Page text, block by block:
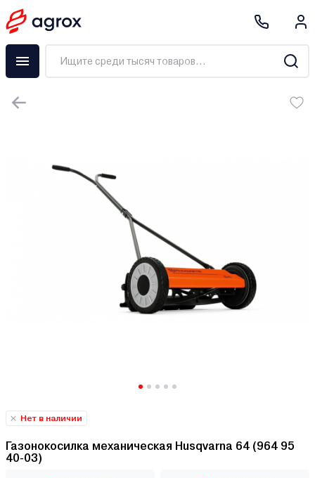
Нет в наличии
Газонокосилка механическая Husqvarna 64 (964 95
40-03)